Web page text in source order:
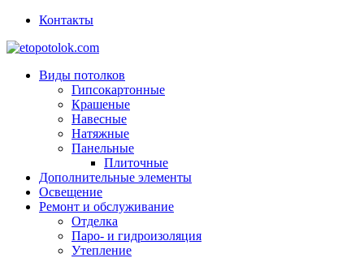
Контакты
Виды потолков
Гипсокартонные
Крашеные
Навесные
Натяжные
Панельные
Плиточные
Дополнительные элементы
Освещение
Ремонт и обслуживание
Отделка
Паро- и гидроизоляция
Утепление